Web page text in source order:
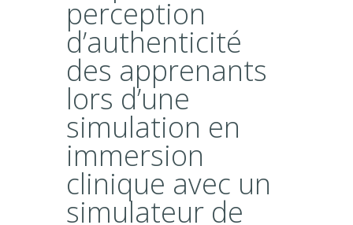
perception
d’authenticité
des apprenants
lors d’une
simulation en
immersion
clinique avec un
simulateur de